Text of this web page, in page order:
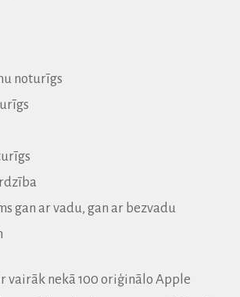
noturīgs
gan ar vadu, gan ar bezvadu
vairāk nekā 100 oriģinālo Apple